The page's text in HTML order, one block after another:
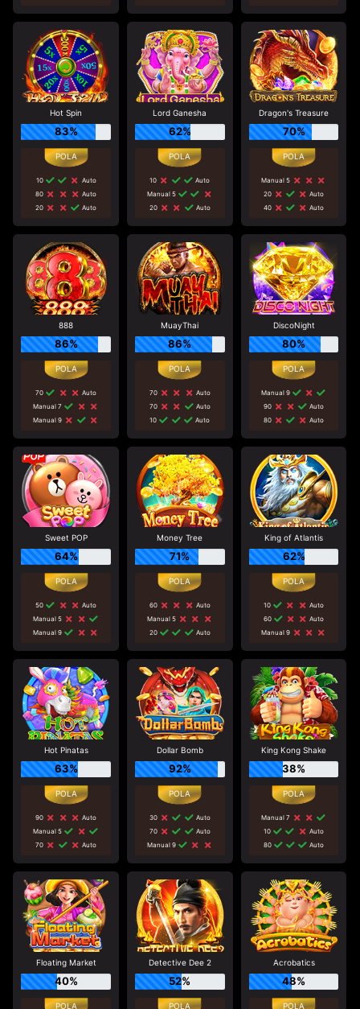
Hot Spin
83%
10
Auto
80
Auto
20
Auto
Lord Ganesha
62%
10
Auto
Manual 5
20
Auto
Dragon's Treasure
70%
Manual 5
20
Auto
40
Auto
888
86%
70
Auto
Manual 7
Manual 9
MuayThai
86%
70
Auto
70
Auto
10
Auto
DiscoNight
80%
Manual 9
90
Auto
80
Auto
Sweet POP
64%
50
Auto
Manual 5
Manual 9
Money Tree
71%
60
Auto
Manual 5
20
Auto
King of Atlantis
62%
10
Auto
60
Auto
Manual 9
Hot Pinatas
63%
90
Auto
Manual 5
70
Auto
Dollar Bomb
92%
30
Auto
70
Auto
Manual 9
King Kong Shake
38%
Manual 7
10
Auto
80
Auto
Floating Market
40%
Detective Dee 2
52%
Acrobatics
48%